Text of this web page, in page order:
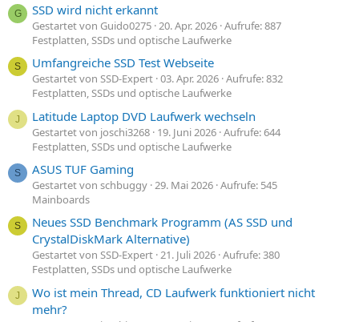
G SSD wird nicht erkannt
Gestartet von Guido0275 20. Apr. 2026 Aufrufe: 887
Festplatten, SSDs und optische Laufwerke
S Umfangreiche SSD Test Webseite
Gestartet von SSD-Expert 03. Apr. 2026 Aufrufe: 832
Festplatten, SSDs und optische Laufwerke
J Latitude Laptop DVD Laufwerk wechseln
Gestartet von joschi3268 19. Juni 2026 Aufrufe: 644
Festplatten, SSDs und optische Laufwerke
S ASUS TUF Gaming
Gestartet von schbuggy 29. Mai 2026 Aufrufe: 545
Mainboards
S
Neues SSD Benchmark Programm (AS SSD und
CrystalDiskMark Alternative)
Gestartet von SSD-Expert 21. Juli 2026 Aufrufe: 380
Festplatten, SSDs und optische Laufwerke
J
Wo ist mein Thread, CD Laufwerk funktioniert nicht
mehr?